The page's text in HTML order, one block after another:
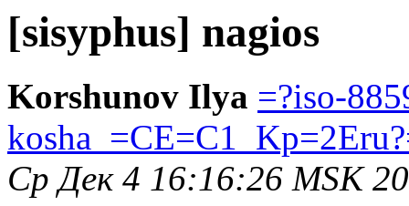
[sisyphus] nagios
Korshunov Ilya =?iso-
Ср Дек 4 16:16:26 MSK